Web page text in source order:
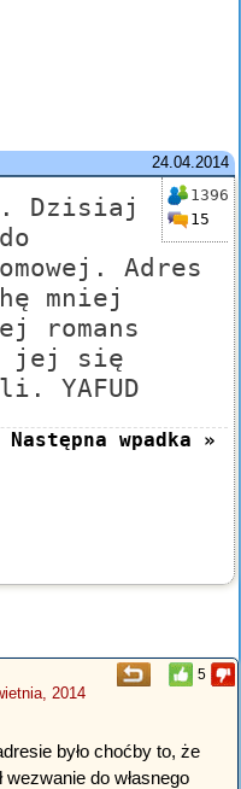
24.04.2014
1396
15
Dzisiaj
Adres
mniej
romans
jej się
YAFUD
Następna wpadka »
5
2014
było choćby to, że
do własnego